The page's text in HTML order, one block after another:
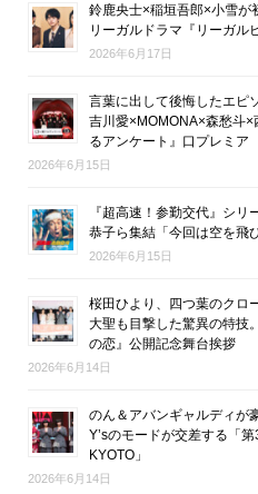
鈴鹿央士×稲垣吾郎×小雪
リーガルドラマ『リーガル
2026年6月17日
言葉に出して後悔したエピ
吉川愛×MOMONA×森愁斗
るアンケート』口プレミア
2026年6月15日
『超高速！参勤交代』シ
恭子ら集結「今回は空を飛
2026年6月15日
桜田ひより、四つ葉のクロ
大聖も目撃した驚異の特技
の恋』公開記念舞台挨拶
2026年6月14日
のん＆アバンギャルディが
Y’sのモードが交差する「
KYOTO」
2026年6月14日